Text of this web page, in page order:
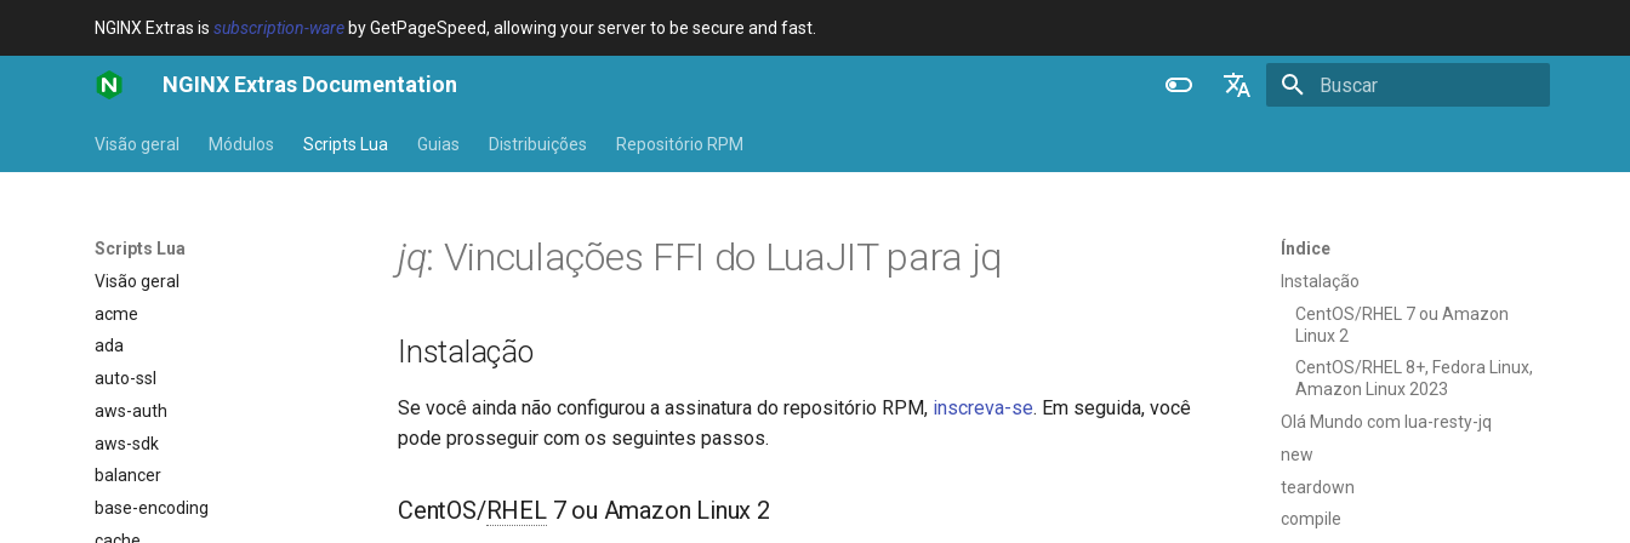
NGINX Extras is subscription-ware by GetPageSpeed, allowing your server to be secure and fast.
NGINX Extras Documentation
中文
Visão geral Módulos Scripts Lua Guias Distribuições Repositório RPM
Scripts Lua
Visão geral
acme
ada
auto-ssl
aws-auth
aws-sdk
balancer
base-encoding
Índice
Instalação
CentOS/RHEL 7 ou Amazon
Linux 2
CentOS/RHEL 8+, Fedora Linux,
Amazon Linux 2023
Olá Mundo com lua-resty-jq
new
teardown
compile
jq: Vinculações FFI do LuaJIT para jq
Instalação
Se você ainda não configurou a assinatura do repositório RPM, inscreva-se. Em seguida, você
pode prosseguir com os seguintes passos.
CentOS/RHEL7 ou Amazon Linux 2